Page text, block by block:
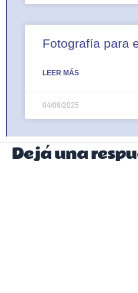
Fotografía para
LEER MÁS
04/09/2025
Dejá una